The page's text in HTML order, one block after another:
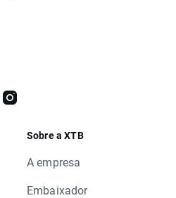
Sobre a XTB
A empresa
Embaixador